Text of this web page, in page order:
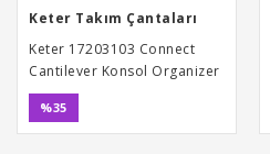
Keter Takım Çantaları
Keter 17203103 Connect
Cantilever Konsol Organizer
Takım Çantası
%35